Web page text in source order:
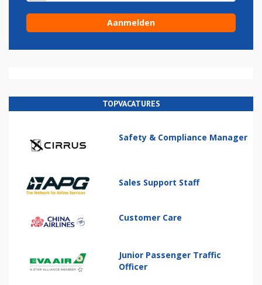
TOPVACATURES
Safety & Compliance Manager
Sales Support Staff
Customer Care
Junior Passenger Traffic
Officer